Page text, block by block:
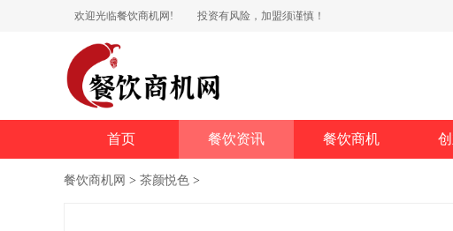
欢迎光临餐饮商机网! 投资有风险，加盟须谨慎！
首页 餐饮资讯 餐饮商机
餐饮商机网 > 茶颜悦色 >